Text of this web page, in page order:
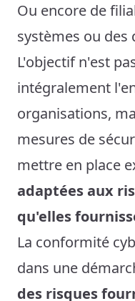
Ou encore de
systèmes ou des
L'objectif n'est
intégralement
organisations,
mesures de
mettre en place
adaptées aux
qu'elles
La conformité
dans une
des risques